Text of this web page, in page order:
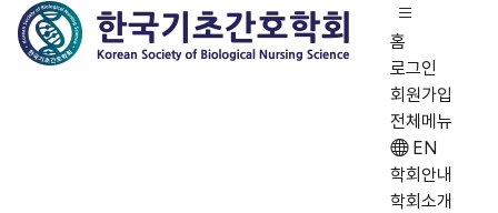
홈
로그인
회원가입
전체메뉴
EN
학회안내
학회소개